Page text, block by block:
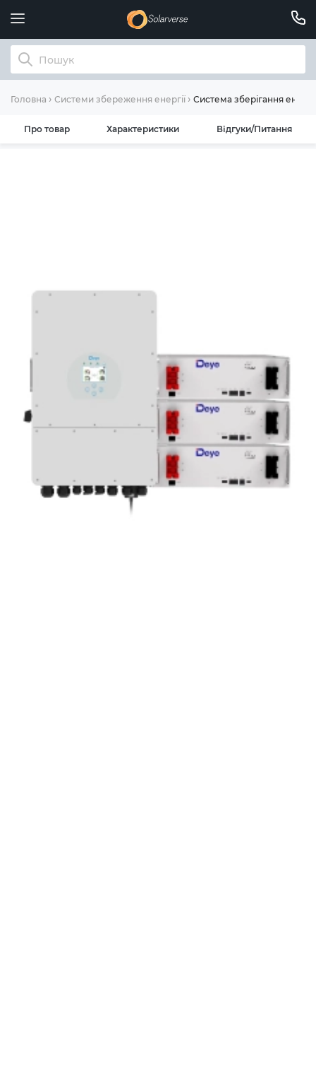
Головна Системи збереження енергії Система зберігання
Про товар Характеристики Відгуки/Питання